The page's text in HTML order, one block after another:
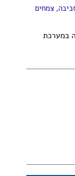
,צמחים
במערכת